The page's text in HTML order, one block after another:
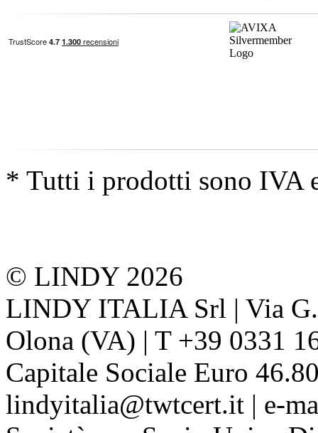
* Tutti i prodotti sono IVA
© LINDY 2026
LINDY ITALIA Srl | Via
Olona (VA) | T +39 0331
Capitale Sociale Euro
lindyitalia@twtcert.it | e-